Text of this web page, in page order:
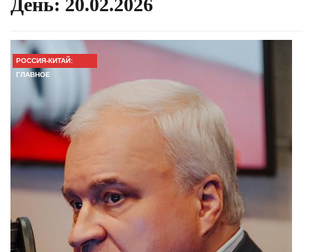
День: 20.02.2026
РОССИЯ-КИТАЙ:
ГЛАВНОЕ